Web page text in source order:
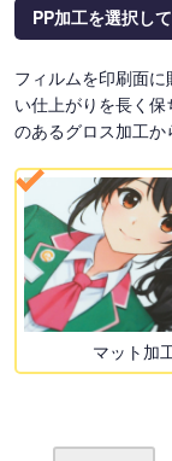
PP加工を選択し
フィルムを印刷面
い仕上がりを長く
のあるグロス加工か
マット加